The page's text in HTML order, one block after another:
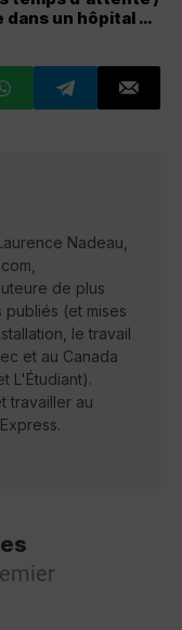
dans un hôpital de
Nadeau,
de plus
(et mises
le travail
et au Canada
L'Étudiant).
travailler au